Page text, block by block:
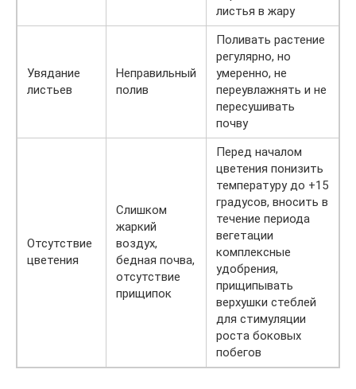
листья в жару
Увядание
листьев
Неправильный
полив
Поливать растение
регулярно, но
умеренно, не
переувлажнять и не
пересушивать
почву
Отсутствие
цветения
Слишком
жаркий
воздух,
бедная почва,
отсутствие
прищипок
Перед началом
цветения понизить
температуру до +15
градусов, вносить в
течение периода
вегетации
комплексные
удобрения,
прищипывать
верхушки стеблей
для стимуляции
роста боковых
побегов